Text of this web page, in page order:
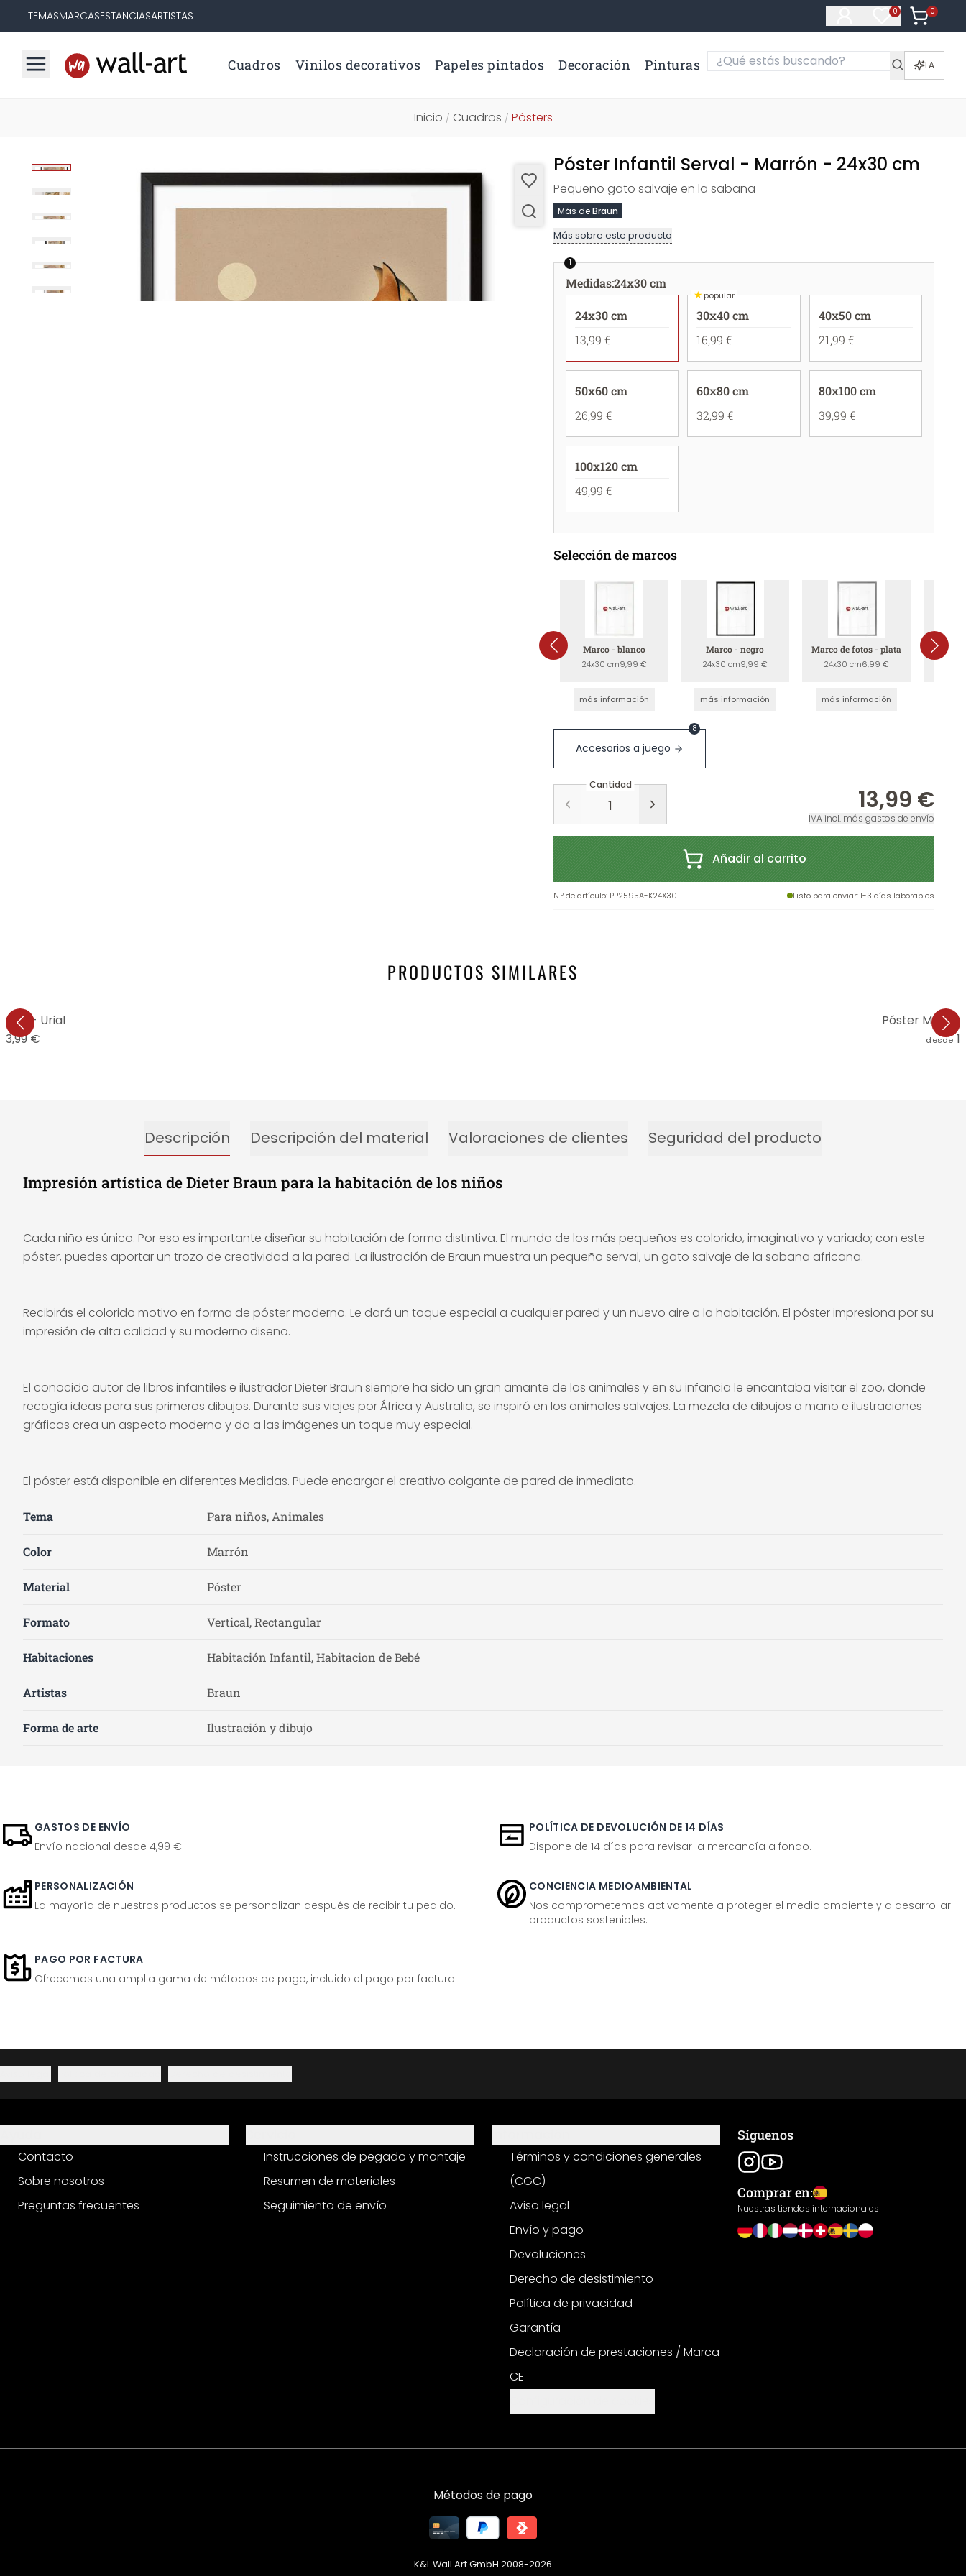
TEMASMARCASESTANCIASARTISTAS 0
Artículos en
0
Artículos
Cuadros Vinilos decorativos Papeles pintados Decoración Pinturas IA
Inicio / Cuadros / Pósters
Póster Infantil Serval - Marrón - 24x30 cm
Pequeño gato salvaje en la sabana
Más deBraun
Más sobre este producto
1
Medidas:24x30 cm
24x30 cm
13,99 €
★popular
30x40 cm
16,99 €
40x50 cm
21,99 €
50x60 cm
26,99 €
60x80 cm
32,99 €
80x100 cm
39,99 €
100x120 cm
49,99 €
Selección de marcos
Marco - blanco
24x30 cm9,99 €
más información
Marco - negro
24x30 cm9,99 €
más información
Marco de fotos - plata
24x30 cm6,99 €
más información
Accesorios a juego
8
Cantidad
13,99 €
IVA incl. más gastos de envío
Añadir al carrito
N.º de artículo: PP2595A-K24X30 Listo para enviar: 1-3 días laborables
PRODUCTOS SIMILARES
- Urial
13,99 €
Póster
desde
Descripción Descripción del material Valoraciones de clientes Seguridad del producto
Impresión artística de Dieter Braun para la habitación de los niños
Cada niño es único. Por eso es importante diseñar su habitación de forma distintiva. El mundo de los más pequeños es colorido, imaginativo y variado; con este
póster, puedes aportar un trozo de creatividad a la pared. La ilustración de Braun muestra un pequeño serval, un gato salvaje de la sabana africana.
Recibirás el colorido motivo en forma de póster moderno. Le dará un toque especial a cualquier pared y un nuevo aire a la habitación. El póster impresiona por su
impresión de alta calidad y su moderno diseño.
El conocido autor de libros infantiles e ilustrador Dieter Braun siempre ha sido un gran amante de los animales y en su infancia le encantaba visitar el zoo, donde
recogía ideas para sus primeros dibujos. Durante sus viajes por África y Australia, se inspiró en los animales salvajes. La mezcla de dibujos a mano e ilustraciones
gráficas crea un aspecto moderno y da a las imágenes un toque muy especial.
El póster está disponible en diferentes Medidas. Puede encargar el creativo colgante de pared de inmediato.
Tema Para niños, Animales
Color Marrón
Material Póster
Formato Vertical, Rectangular
Habitaciones Habitación Infantil, Habitacion de Bebé
Artistas Braun
Forma de arte Ilustración y dibujo
GASTOS DE ENVÍO
Envío nacional desde 4,99 €.
POLÍTICA DE DEVOLUCIÓN DE 14 DÍAS
Dispone de 14 días para revisar la mercancía a fondo.
PERSONALIZACIÓN
La mayoría de nuestros productos se personalizan después de recibir tu pedido.
CONCIENCIA MEDIOAMBIENTAL
Nos comprometemos activamente a proteger el medio ambiente y a desarrollar
productos sostenibles.
PAGO POR FACTURA
Ofrecemos una amplia gama de métodos de pago, incluido el pago por factura.
· ·
Contacto
Sobre nosotros
Preguntas frecuentes
Instrucciones de pegado y montaje
Resumen de materiales
Seguimiento de envío
Términos y condiciones generales
(CGC)
Aviso legal
Envío y pago
Devoluciones
Derecho de desistimiento
Política de privacidad
Garantía
Declaración de prestaciones / Marca
CE
Síguenos
Comprar en:
Nuestras tiendas internacionales
Métodos de pago
K&L Wall Art GmbH 2008-2026